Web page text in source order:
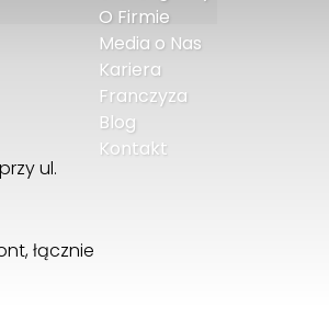
O Firmie
Media o Nas
Kariera
Franczyza
Blog
Kontakt
ul.
łącznie